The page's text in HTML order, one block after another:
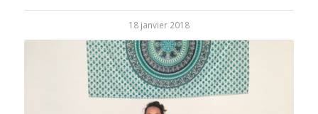
18 janvier 2018